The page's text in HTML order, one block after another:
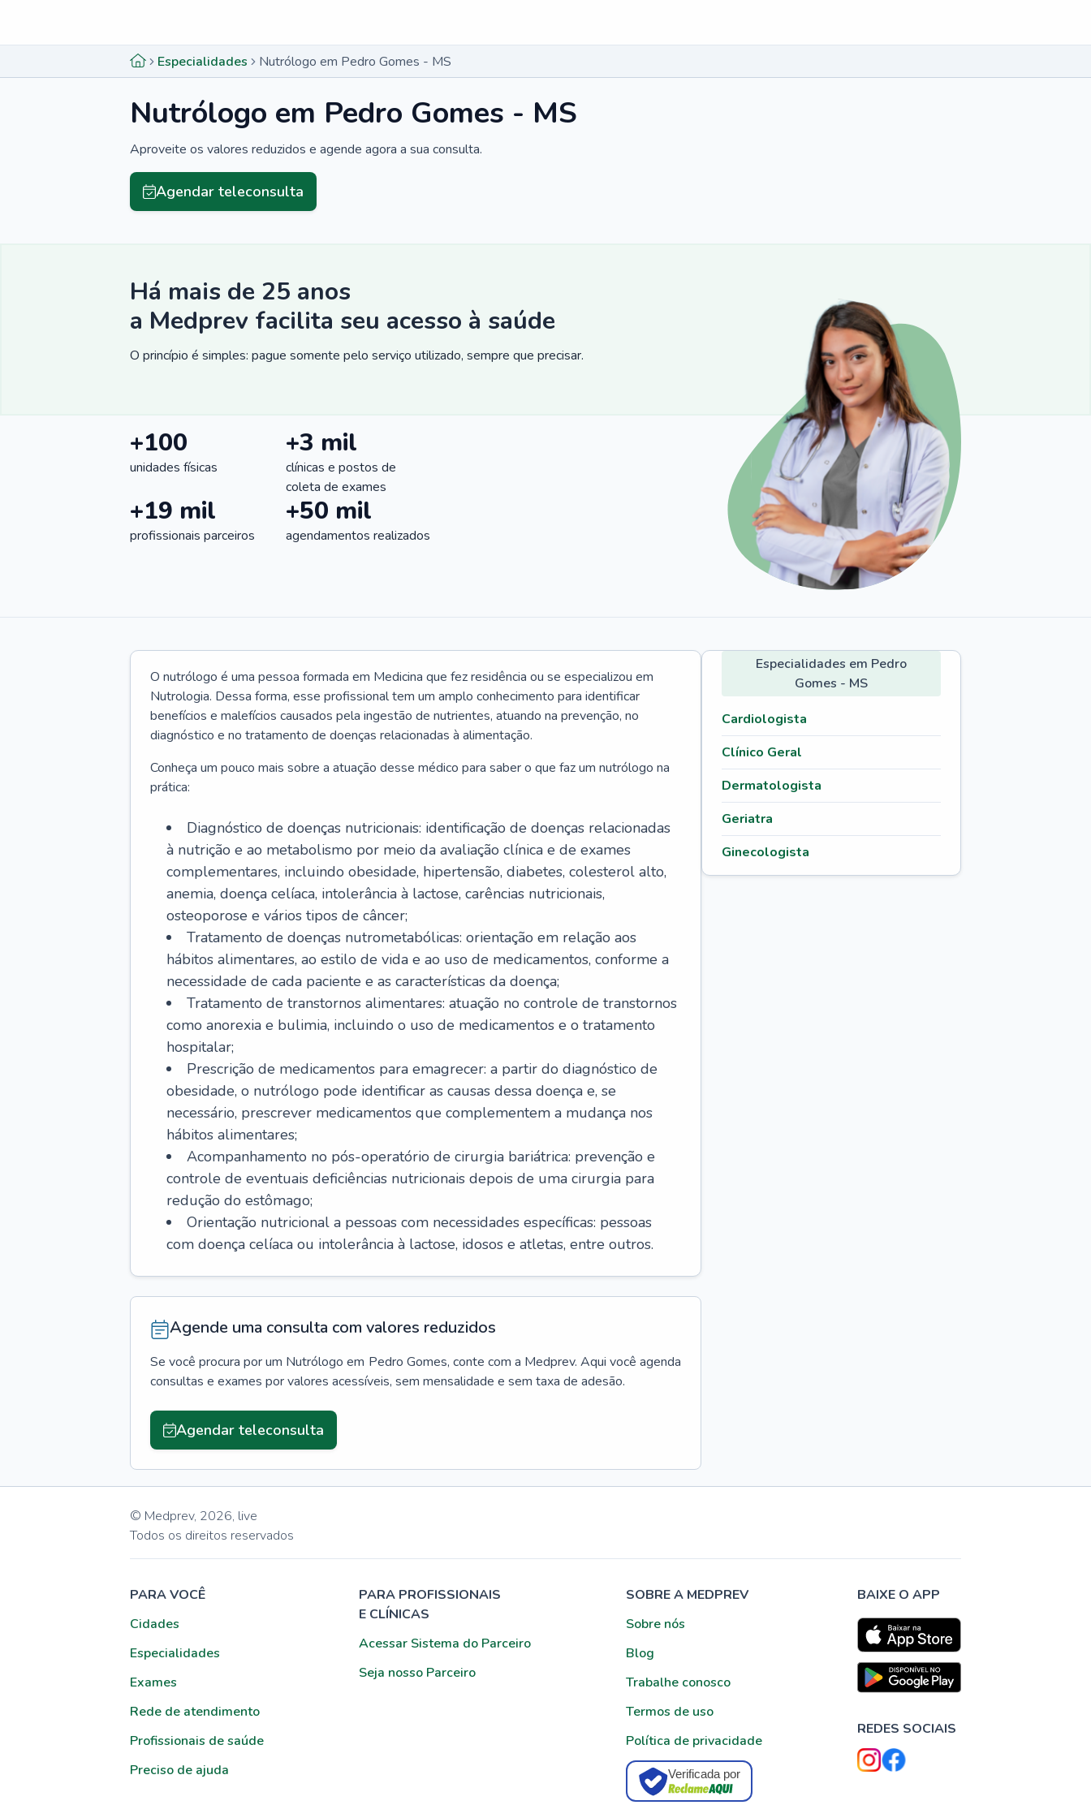
Especialidades Nutrólogo em Pedro Gomes - MS
Nutrólogo em Pedro Gomes - MS
Aproveite os valores reduzidos e agende agora a sua consulta.
Agendar teleconsulta
Há mais de 25 anos
a Medprev facilita seu acesso à saúde
O princípio é simples: pague somente pelo serviço utilizado, sempre que precisar.
+100
unidades físicas
+3 mil
clínicas e postos de
coleta de exames
+19 mil
profissionais parceiros
+50 mil
agendamentos realizados
O nutrólogo é uma pessoa formada em Medicina que fez residência ou se especializou em
Nutrologia. Dessa forma, esse profissional tem um amplo conhecimento para identificar
benefícios e malefícios causados pela ingestão de nutrientes, atuando na prevenção, no
diagnóstico e no tratamento de doenças relacionadas à alimentação.
Conheça um pouco mais sobre a atuação desse médico para saber o que faz um nutrólogo na
prática:
Diagnóstico de doenças nutricionais: identificação de doenças relacionadas
à nutrição e ao metabolismo por meio da avaliação clínica e de exames
complementares, incluindo obesidade, hipertensão, diabetes, colesterol alto,
anemia, doença celíaca, intolerância à lactose, carências nutricionais,
osteoporose e vários tipos de câncer;
Tratamento de doenças nutrometabólicas: orientação em relação aos
hábitos alimentares, ao estilo de vida e ao uso de medicamentos, conforme a
necessidade de cada paciente e as características da doença;
Tratamento de transtornos alimentares: atuação no controle de transtornos
como anorexia e bulimia, incluindo o uso de medicamentos e o tratamento
hospitalar;
Prescrição de medicamentos para emagrecer: a partir do diagnóstico de
obesidade, o nutrólogo pode identificar as causas dessa doença e, se
necessário, prescrever medicamentos que complementem a mudança nos
hábitos alimentares;
Acompanhamento no pós-operatório de cirurgia bariátrica: prevenção e
controle de eventuais deficiências nutricionais depois de uma cirurgia para
redução do estômago;
Orientação nutricional a pessoas com necessidades específicas: pessoas
com doença celíaca ou intolerância à lactose, idosos e atletas, entre outros.
Agende uma consulta com valores reduzidos
Se você procura por um Nutrólogo em Pedro Gomes, conte com a Medprev. Aqui você agenda
consultas e exames por valores acessíveis, sem mensalidade e sem taxa de adesão.
Agendar teleconsulta
Especialidades em Pedro
Gomes - MS
Cardiologista
Clínico Geral
Dermatologista
Geriatra
Ginecologista
© Medprev, 2026, live
Todos os direitos reservados
PARA VOCÊ
Cidades
Especialidades
Exames
Rede de atendimento
Profissionais de saúde
Preciso de ajuda
PARA PROFISSIONAIS
E CLÍNICAS
Acessar Sistema do Parceiro
Seja nosso Parceiro
SOBRE A MEDPREV
Sobre nós
Blog
Trabalhe conosco
Termos de uso
Política de privacidade
Verificada por
BAIXE O APP
REDES SOCIAIS